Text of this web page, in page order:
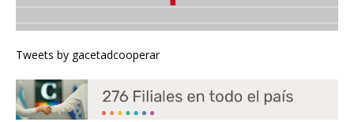
Tweets by gacetadcooperar